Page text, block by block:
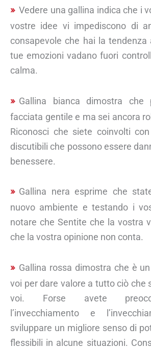
Vedere una gallina indica che i
vostre idee vi impediscono di
consapevole che hai la tendenza
tue emozioni vadano fuori
calma.
Gallina bianca dimostra che
facciata gentile e ma sei ancora
Riconosci che siete coinvolti
discutibili che possono essere
benessere.
Gallina nera esprime che
nuovo ambiente e testando i
notare che Sentite che la vostra
che la vostra opinione non conta.
Gallina rossa dimostra che è
voi per dare valore a tutto ciò che
voi. Forse avete
l’invecchiamento e
sviluppare un migliore senso di
flessibili in alcune situazioni.